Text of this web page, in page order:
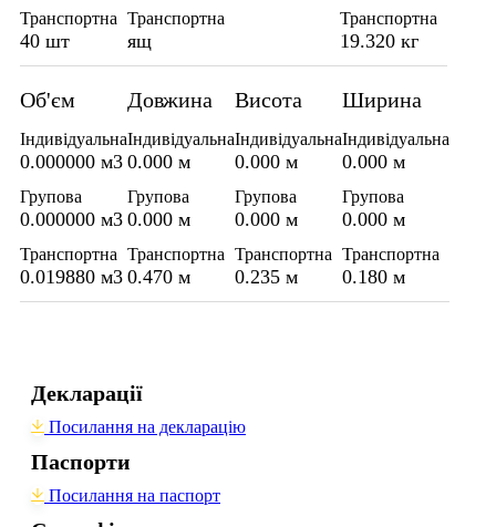
Транспортна
40 шт
Транспортна
ящ
Транспортна
19.320 кг
Об'єм
Індивідуальна
0.000000 м3
Групова
0.000000 м3
Транспортна
0.019880 м3
Довжина
Індивідуальна
0.000 м
Групова
0.000 м
Транспортна
0.470 м
Висота
Індивідуальна
0.000 м
Групова
0.000 м
Транспортна
0.235 м
Ширина
Індивідуальна
0.000 м
Групова
0.000 м
Транспортна
0.180 м
Декларації
Посилання на декларацію
Паспорти
Посилання на паспорт